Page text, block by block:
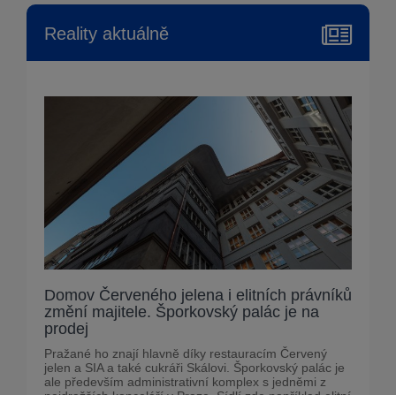
Reality aktuálně
Domov Červeného jelena i elitních právníků
změní majitele. Šporkovský palác je na
prodej
Pražané ho znají hlavně díky restauracím Červený
jelen a SIA a také cukráři Skálovi. Šporkovský palác je
ale především administrativní komplex s jedněmi z